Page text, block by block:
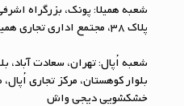
شعبه همیلا: پونک، بزرگراه
پلاک 38، مجتمع اداری تجاری همیلا سنتر، طبقه -1 (B)، واحد 12
شعبه اُپال: تهران، سعادت آباد،
خشکشویی دیجی واش